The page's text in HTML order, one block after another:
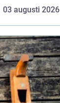
vars
03 augusti 2026